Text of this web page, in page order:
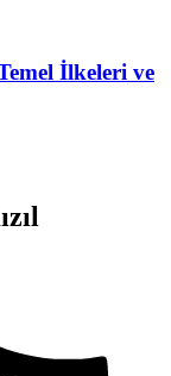
İlkeleri ve